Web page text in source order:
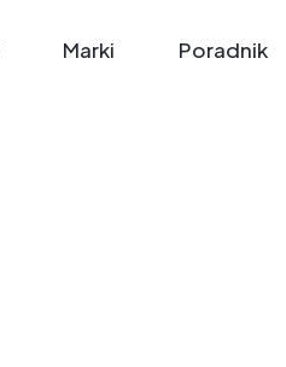
Marki Poradnik